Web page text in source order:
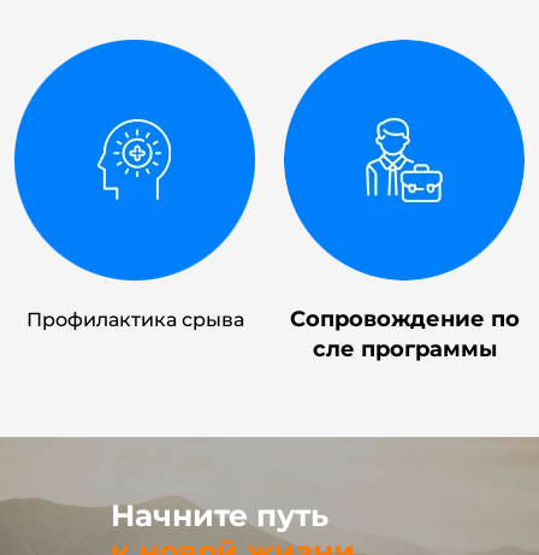
Нужен был быстрый результат без огласки. Записался на
консультацию: 40 минут, чёткий план, как заменить «виски
после встречи» на рабочий ритуал. Без ярлыков, без эмоций. 2
месяца — ни одного срыва, фокус на бизнесе вернулся.
Юридических следов нет. 3500₽ — лучшая инвестиция.
Услуга: Прием нарколога
Профилактика срыва
Сопровождение по
сле программы
Начните путь